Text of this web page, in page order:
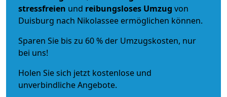
stressfreien und reibungsloses Umzug von
Duisburg nach Nikolassee ermöglichen können.
Sparen Sie bis zu 60 % der Umzugskosten, nur
bei uns!
Holen Sie sich jetzt kostenlose und
unverbindliche Angebote.